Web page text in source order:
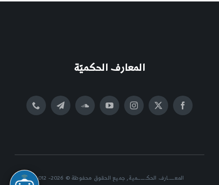
المعارف الحكميّة
المعــــــارف الحكــــــــمية, جميع الحقوق محفوظة © 2026- 2012